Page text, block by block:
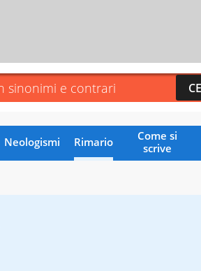
Neologismi Rimario
Come si
scrive